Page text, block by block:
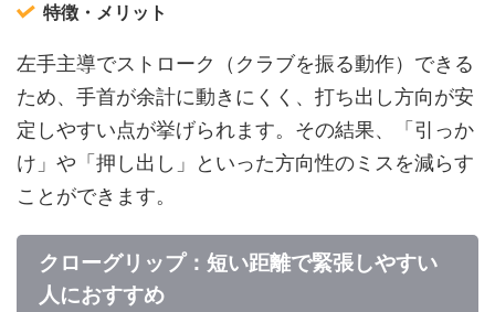
特徴・メリット
左手主導でストローク（クラブを振る動作）できる
ため、手首が余計に動きにくく、打ち出し方向が安
定しやすい点が挙げられます。その結果、「引っか
け」や「押し出し」といった方向性のミスを減らす
ことができます。
クローグリップ：短い距離で緊張しやすい
人におすすめ